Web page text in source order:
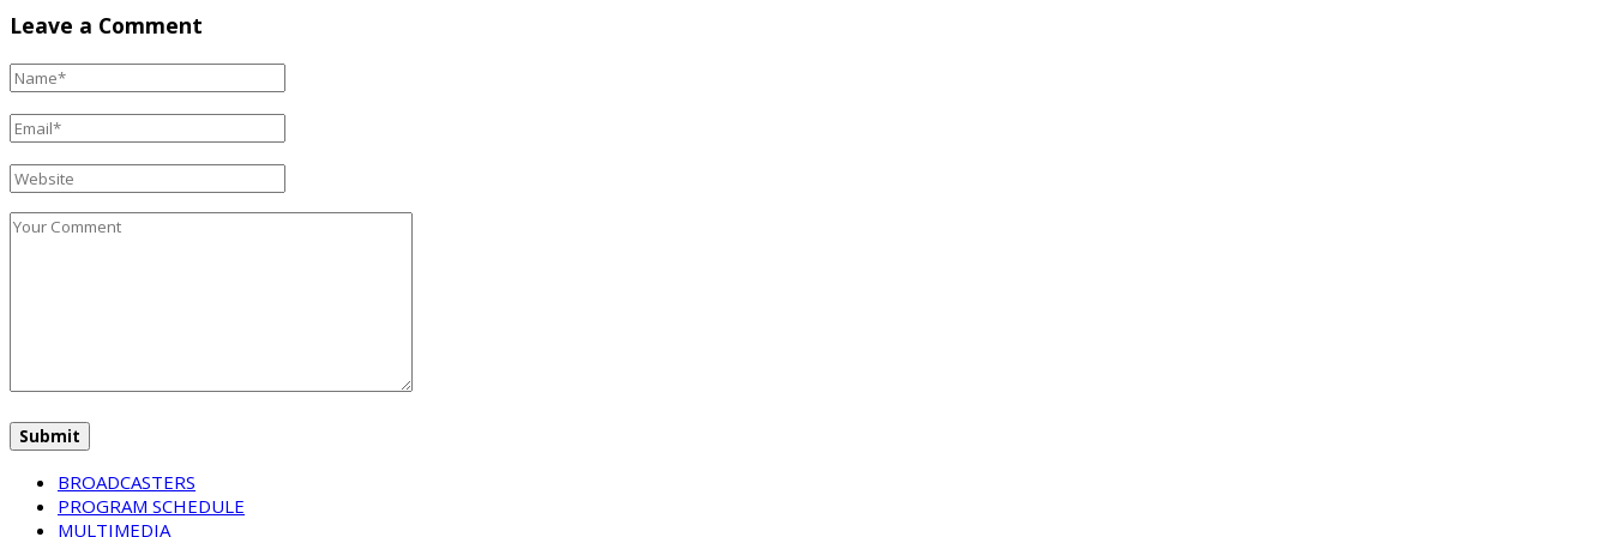
Leave a Comment
BROADCASTERS
PROGRAM SCHEDULE
MULTIMEDIA